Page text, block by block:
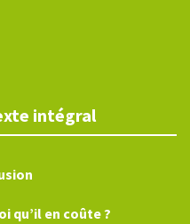
intégral
qu’il en coûte ?